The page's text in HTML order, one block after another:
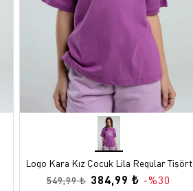
Logo Kara Kız Çocuk Lila Regular Tişört
549,99 ₺ 384,99 ₺ -%30